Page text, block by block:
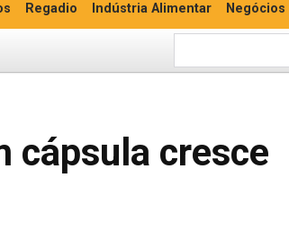
Regadio Indústria Alimentar Negócios
cápsula cresce